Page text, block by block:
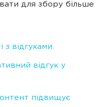
для збору більше
відгуками.
відгук у
підвищує